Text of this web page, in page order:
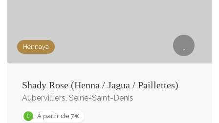
Hennaya
Shady Rose (Henna / Jagua / Paillettes)
Aubervilliers, Seine-Saint-Denis
À partir de 7€